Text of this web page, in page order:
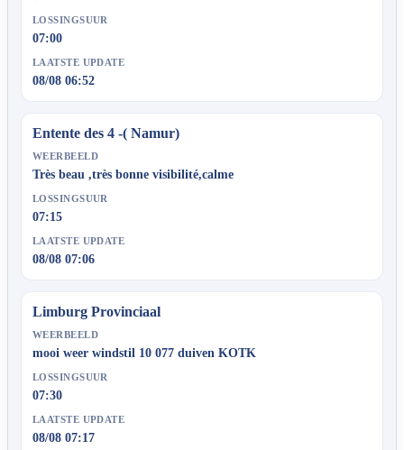
LOSSINGSUUR
07:00
LAATSTE UPDATE
08/08 06:52
Entente des 4 -( Namur)
WEERBEELD
Très beau ,très bonne visibilité,calme
LOSSINGSUUR
07:15
LAATSTE UPDATE
08/08 07:06
Limburg Provinciaal
WEERBEELD
mooi weer windstil 10 077 duiven KOTK
LOSSINGSUUR
07:30
LAATSTE UPDATE
08/08 07:17